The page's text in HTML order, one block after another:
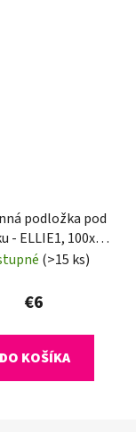
podložka pod
- ELLIE1, 100x70
cm, 0,5 mm
(>15 ks)
€6
DO KOŠÍKA